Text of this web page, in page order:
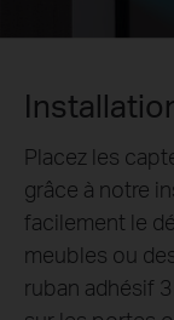
Placez les
grâce à notre
facilement le
meubles ou
ruban adhésif